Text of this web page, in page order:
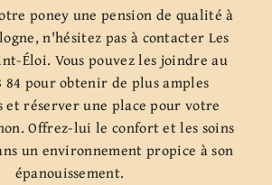
poney une pension de qualité à
n'hésitez pas à contacter Les
Éloi. Vous pouvez les joindre au
84 pour obtenir de plus amples
réserver une place pour votre
Offrez-lui le confort et les soins
un environnement propice à son
épanouissement.